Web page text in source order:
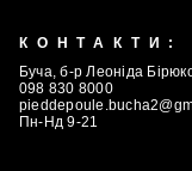
КОНТАКТИ:
Буча, б-р Леоніда
098 830 8000
Пн-Нд 9-21